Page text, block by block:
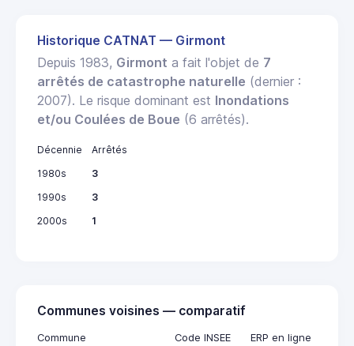
Historique CATNAT — Girmont
Depuis 1983, Girmont a fait l'objet de 7
arrêtés de catastrophe naturelle (dernier :
2007). Le risque dominant est Inondations
et/ou Coulées de Boue (6 arrêtés).
Décennie
Arrêtés
1980s
3
1990s
3
2000s
1
Communes voisines — comparatif
Commune Code INSEE ERP en ligne